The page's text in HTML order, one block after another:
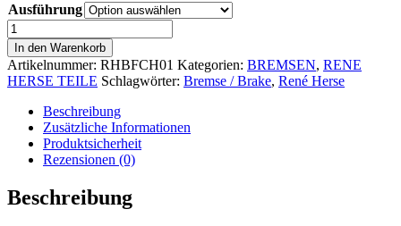
Ausführung
René
Herse
Front
Cable
Hanger
Menge
In den Warenkorb
Artikelnummer: RHBFCH01 Kategorien: BREMSEN, RENE
HERSE TEILE Schlagwörter: Bremse / Brake, René Herse
Beschreibung
Zusätzliche Informationen
Produktsicherheit
Rezensionen (0)
Beschreibung